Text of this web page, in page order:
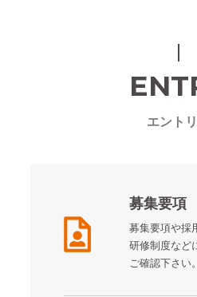
エント
募集要項
募集要項や採
研修制度など
ご確認下さい。